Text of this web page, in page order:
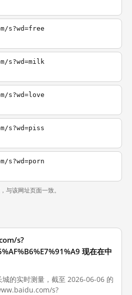
s?wd=free
s?wd=milk
s?wd=love
s?wd=piss
s?wd=porn
与该网址页面一致。
s?
现在在中
的实时测量，截至 2026-06-06 的
s?